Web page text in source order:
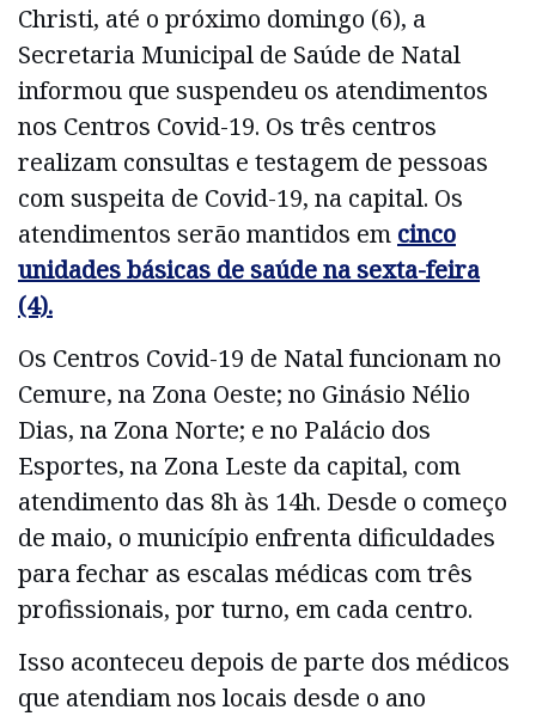
Christi, até o próximo domingo (6), a
Secretaria Municipal de Saúde de Natal
informou que suspendeu os atendimentos
nos Centros Covid-19. Os três centros
realizam consultas e testagem de pessoas
com suspeita de Covid-19, na capital. Os
atendimentos serão mantidos em cinco
unidades básicas de saúde na sexta-feira
(4).
Os Centros Covid-19 de Natal funcionam no
Cemure, na Zona Oeste; no Ginásio Nélio
Dias, na Zona Norte; e no Palácio dos
Esportes, na Zona Leste da capital, com
atendimento das 8h às 14h. Desde o começo
de maio, o município enfrenta dificuldades
para fechar as escalas médicas com três
profissionais, por turno, em cada centro.
Isso aconteceu depois de parte dos médicos
que atendiam nos locais desde o ano